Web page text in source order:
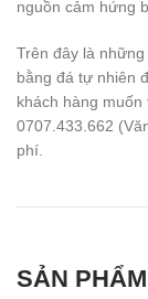
nguồn cảm hứng
Trên đây là
bằng đá tự nhiên
khách hàng
0707.433.662
phí.
SẢN